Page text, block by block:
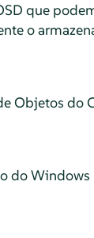
que
o
Objetos do
do